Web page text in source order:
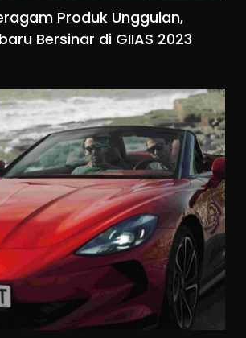
Produk Unggulan,
Bersinar di GIIAS 2023